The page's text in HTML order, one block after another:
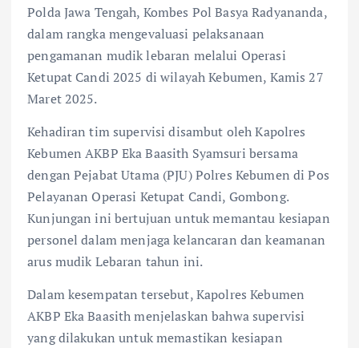
Polda Jawa Tengah, Kombes Pol Basya Radyananda,
dalam rangka mengevaluasi pelaksanaan
pengamanan mudik lebaran melalui Operasi
Ketupat Candi 2025 di wilayah Kebumen, Kamis 27
Maret 2025.
Kehadiran tim supervisi disambut oleh Kapolres
Kebumen AKBP Eka Baasith Syamsuri bersama
dengan Pejabat Utama (PJU) Polres Kebumen di Pos
Pelayanan Operasi Ketupat Candi, Gombong.
Kunjungan ini bertujuan untuk memantau kesiapan
personel dalam menjaga kelancaran dan keamanan
arus mudik Lebaran tahun ini.
Dalam kesempatan tersebut, Kapolres Kebumen
AKBP Eka Baasith menjelaskan bahwa supervisi
yang dilakukan untuk memastikan kesiapan